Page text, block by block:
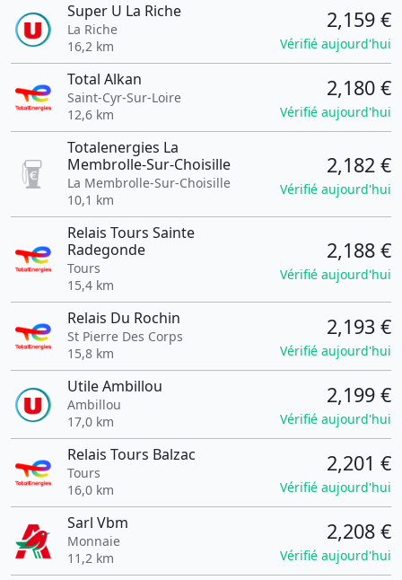
Super U La Riche
La Riche
16,2 km
2,159 €
Vérifié aujourd'hui
Total Alkan
Saint-Cyr-Sur-Loire
12,6 km
2,180 €
Vérifié aujourd'hui
Totalenergies La
Membrolle-Sur-Choisille
La Membrolle-Sur-Choisille
10,1 km
2,182 €
Vérifié aujourd'hui
Relais Tours Sainte
Radegonde
Tours
15,4 km
2,188 €
Vérifié aujourd'hui
Relais Du Rochin
St Pierre Des Corps
15,8 km
2,193 €
Vérifié aujourd'hui
Utile Ambillou
Ambillou
17,0 km
2,199 €
Vérifié aujourd'hui
Relais Tours Balzac
Tours
16,0 km
2,201 €
Vérifié aujourd'hui
Sarl Vbm
Monnaie
11,2 km
2,208 €
Vérifié aujourd'hui